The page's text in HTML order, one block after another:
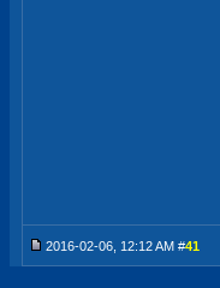
2016-02-06, 12:12 AM #41